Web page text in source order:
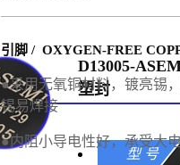
D13005-
塑封
型 号
引脚 / OXYGEN-FREE
●采用无氧铜材料，镀亮锡
锡易焊接
●内阻小导电性好，承受大